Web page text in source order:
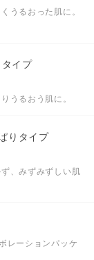
うるおった肌に。
イプ
うるおう肌に。
りタイプ
、みずみずしい肌
レーションパッケ